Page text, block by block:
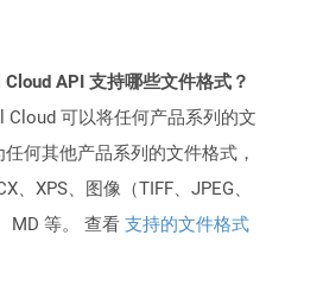
API 支持哪些文件格式？
Cloud 可以将任何产品系列的文
何其他产品系列的文件格式，
、XPS、图像（TIFF、JPEG、
MD 等。 查看 支持的文件格式